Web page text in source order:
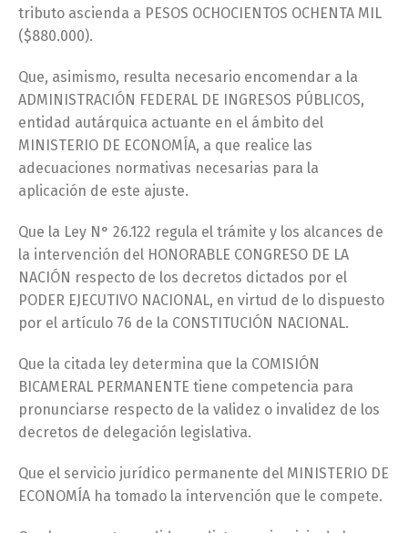
tributo ascienda a PESOS OCHOCIENTOS OCHENTA MIL
($880.000).
Que, asimismo, resulta necesario encomendar a la
ADMINISTRACIÓN FEDERAL DE INGRESOS PÚBLICOS,
entidad autárquica actuante en el ámbito del
MINISTERIO DE ECONOMÍA, a que realice las
adecuaciones normativas necesarias para la
aplicación de este ajuste.
Que la Ley N° 26.122 regula el trámite y los alcances de
la intervención del HONORABLE CONGRESO DE LA
NACIÓN respecto de los decretos dictados por el
PODER EJECUTIVO NACIONAL, en virtud de lo dispuesto
por el artículo 76 de la CONSTITUCIÓN NACIONAL.
Que la citada ley determina que la COMISIÓN
BICAMERAL PERMANENTE tiene competencia para
pronunciarse respecto de la validez o invalidez de los
decretos de delegación legislativa.
Que el servicio jurídico permanente del MINISTERIO DE
ECONOMÍA ha tomado la intervención que le compete.